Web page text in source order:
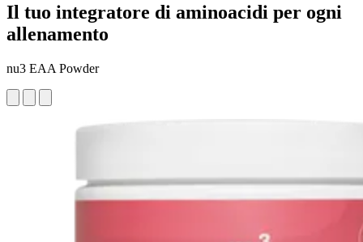
Il tuo integratore di aminoacidi per ogni
allenamento
nu3 EAA Powder